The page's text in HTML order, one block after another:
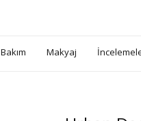
Bakım Makyaj